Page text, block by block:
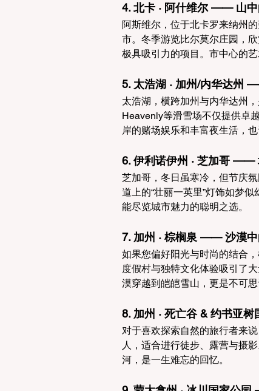
4. 北卡 · 阿什维尔 —— 山
阿斯维尔，位于北卡罗来纳州
市。冬季游览比尔莫尔庄园，
极具吸引力的项目。市中心的
5. 太浩湖 · 加州/内华达州
太浩湖，横跨加州与内华达州
Heavenly等滑雪场不仅提供卓
岸的赌场娱乐和丰富夜生活，
6. 伊利诺伊州 · 芝加哥 ——
芝加哥，冬日虽寒冷，但节庆
道上的“壮丽一英里”灯饰如梦
能尽览城市魅力的聪明之选。
7. 加州 · 棕榈泉 —— 沙漠中
如果您偏好阳光与时尚的结合
度假村与独特文化体验吸引了
漠穿越到皑皑雪山，更是不可思
8. 加州 · 死亡谷 & 约书亚
对于喜欢探索自然的旅行者来
人，适合进行徒步、露营与摄
河，是一生难忘的回忆。